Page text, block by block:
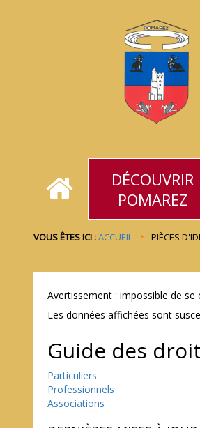
DÉCOUVRIR
POMAREZ
VOUS ÊTES ICI :ACCUEIL PIÈCES
Avertissement : impossible de se
Les données affichées sont
Guide des
Particuliers
Professionnels
Associations